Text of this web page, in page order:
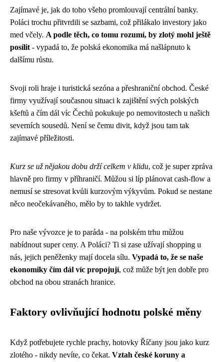
Zajímavé je, jak do toho všeho promlouvají centrální banky.
Poláci trochu přitvrdili se sazbami, což přilákalo investory jako
med včely. A podle těch, co tomu rozumí, by zlotý mohl ještě
posílit - vypadá to, že polská ekonomika má našlápnuto k
dalšímu růstu.
Svoji roli hraje i turistická sezóna a přeshraniční obchod. České
firmy využívají současnou situaci k zajištění svých polských
kšeftů a čím dál víc Čechů pokukuje po nemovitostech u našich
severních sousedů. Není se čemu divit, když jsou tam tak
zajímavé příležitosti.
Kurz se už nějakou dobu drží celkem v klidu, což je super zpráva
hlavně pro firmy v příhraničí. Můžou si líp plánovat cash-flow a
nemusí se stresovat kvůli kurzovým výkyvům. Pokud se nestane
něco neočekávaného, mělo by to takhle vydržet.
Pro naše vývozce je to paráda - na polském trhu můžou
nabídnout super ceny. A Poláci? Ti si zase užívají shopping u
nás, jejich peněženky mají docela sílu. Vypadá to, že se naše
ekonomiky čím dál víc propojují, což může být jen dobře pro
obchod na obou stranách hranice.
Faktory ovlivňující hodnotu polské měny
Když potřebujete rychle prachy, hotovky Říčany jsou jako kurz
zlotého - nikdy nevíte, co čekat. Vztah české koruny a